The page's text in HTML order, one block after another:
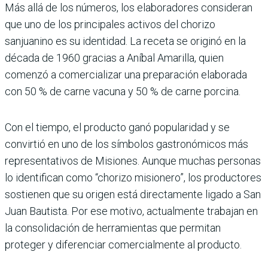
Más allá de los números, los elaboradores consideran
que uno de los principales activos del chorizo
sanjuanino es su identidad. La receta se originó en la
década de 1960 gracias a Aníbal Amarilla, quien
comenzó a comercializar una preparación elaborada
con 50 % de carne vacuna y 50 % de carne porcina.
Con el tiempo, el producto ganó popularidad y se
convirtió en uno de los símbolos gastronómicos más
representativos de Misiones. Aunque muchas personas
lo identifican como “chorizo misionero”, los productores
sostienen que su origen está directamente ligado a San
Juan Bautista. Por ese motivo, actualmente trabajan en
la consolidación de herramientas que permitan
proteger y diferenciar comercialmente al producto.